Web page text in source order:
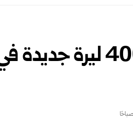
انخفاض سعر الذهب 400